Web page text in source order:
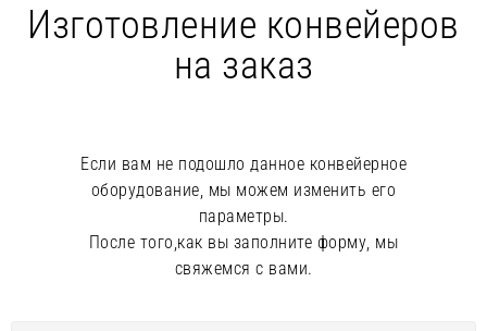
Изготовление конвейеров
на заказ
Если вам не подошло данное конвейерное
оборудование, мы можем изменить его
параметры.
После того,как вы заполните форму, мы
свяжемся с вами.